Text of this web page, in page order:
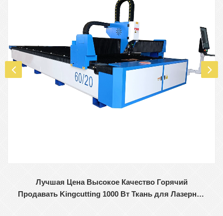
Лучшая Цена Высокое Качество Горячий
Продавать Kingcutting 1000 Вт Ткань для Лазерной